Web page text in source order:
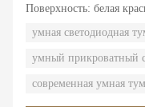
Поверхность: белая
фонарей. 2. Два
умная светодиодная
умный прикроватный
современная умная